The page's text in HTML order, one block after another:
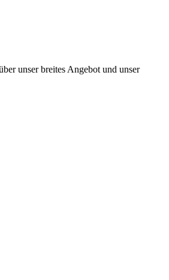
unser breites Angebot und unser